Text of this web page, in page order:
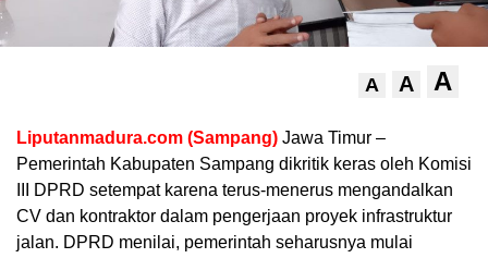
A A A
Liputanmadura.com (Sampang) Jawa Timur –
Pemerintah Kabupaten Sampang dikritik keras oleh Komisi
III DPRD setempat karena terus-menerus mengandalkan
CV dan kontraktor dalam pengerjaan proyek infrastruktur
jalan. DPRD menilai, pemerintah seharusnya mulai